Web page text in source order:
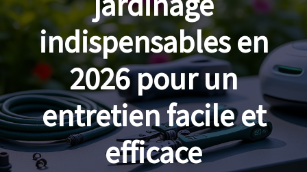
indispensables en
2026 pour un
entretien facile et
efficace